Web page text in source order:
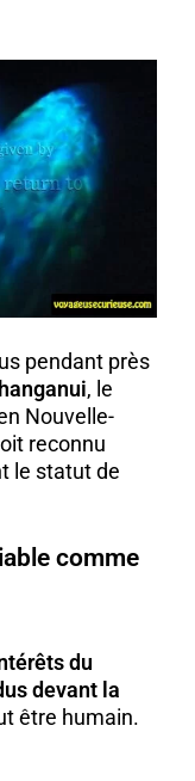
pendant près
, le
Nouvelle-
reconnu
le statut de
comme
du
devant la
être humain.